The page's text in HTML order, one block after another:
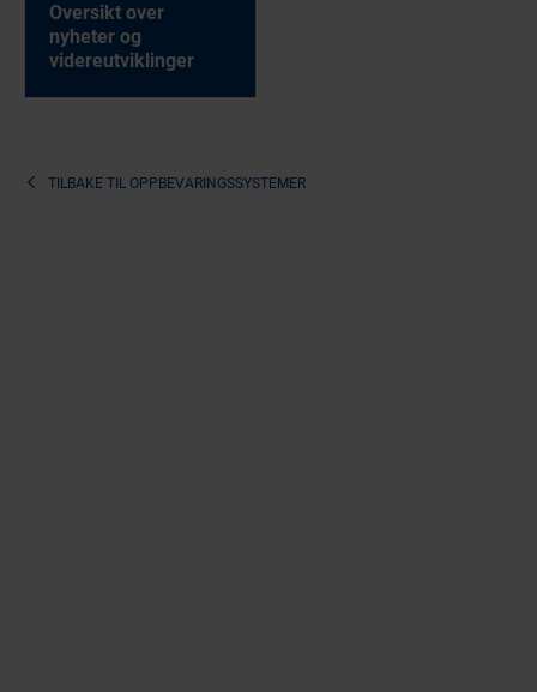
Oversikt over
nyheter og
videreutviklinger
TILBAKE TIL OPPBEVARINGSSYSTEMER